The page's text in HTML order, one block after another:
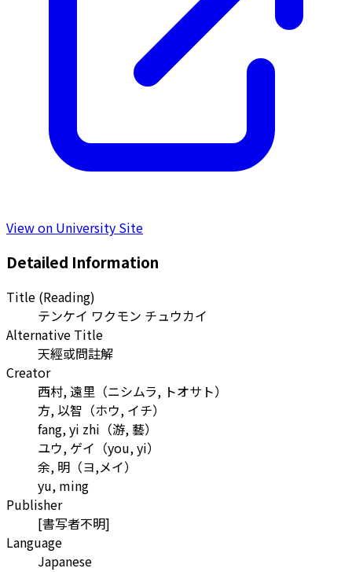
View on University Site
Detailed Information
Title (Reading)
テンケイ ワクモン チュウカイ
Alternative Title
天經或問註解
Creator
西村, 遠里 （ニシムラ, トオサト）
方, 以智 （ホウ, イチ）
fang, yi zhi （游, 藝）
ユウ, ゲイ （you, yi）
余, 明 （ヨ,メイ）
yu, ming
Publisher
[書写者不明]
Language
Japanese